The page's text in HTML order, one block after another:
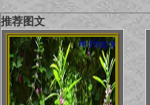
推荐图文